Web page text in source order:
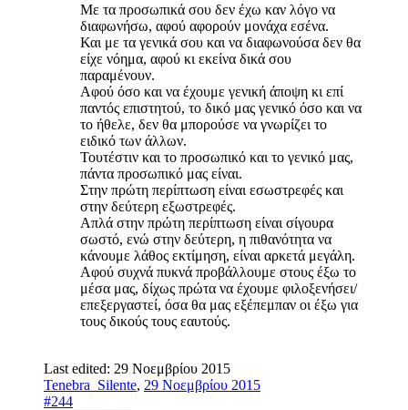
Με τα προσωπικά σου δεν έχω καν λόγο να
διαφωνήσω, αφού αφορούν μονάχα εσένα.
Και με τα γενικά σου και να διαφωνούσα δεν θα
είχε νόημα, αφού κι εκείνα δικά σου
παραμένουν.
Αφού όσο και να έχουμε γενική άποψη κι επί
παντός επιστητού, το δικό μας γενικό όσο και να
το ήθελε, δεν θα μπορούσε να γνωρίζει το
ειδικό των άλλων.
Τουτέστιν και το προσωπικό και το γενικό μας,
πάντα προσωπικό μας είναι.
Στην πρώτη περίπτωση είναι εσωστρεφές και
στην δεύτερη εξωστρεφές.
Απλά στην πρώτη περίπτωση είναι σίγουρα
σωστό, ενώ στην δεύτερη, η πιθανότητα να
κάνουμε λάθος εκτίμηση, είναι αρκετά μεγάλη.
Αφού συχνά πυκνά προβάλλουμε στους έξω το
μέσα μας, δίχως πρώτα να έχουμε φιλοξενήσει/
επεξεργαστεί, όσα θα μας εξέπεμπαν οι έξω για
τους δικούς τους εαυτούς.
Last edited: 29 Νοεμβρίου 2015
Tenebra_Silente, 29 Νοεμβρίου 2015
#244